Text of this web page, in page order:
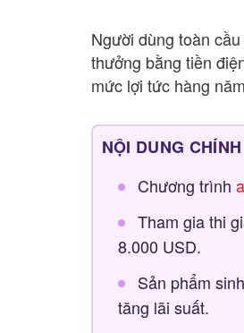
Người dùng toàn
thưởng bằng tiền
mức lợi tức hàng
NỘI DUNG CHÍNH
Chương trình
Tham gia thi
8.000 USD.
Sản phẩm
tăng lãi suất.